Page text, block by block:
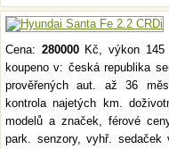
Cena: 280000Kč, výkon 145
koupeno v: česká republika
prověřených aut. až 36
kontrola najetých km.
modelů a značek, férové
park. senzory, vyhř.